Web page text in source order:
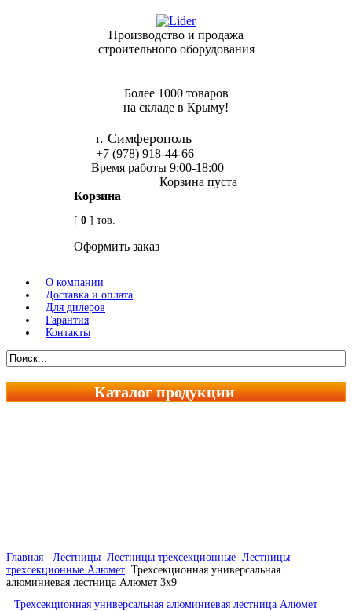
Производство и продажа
строительного оборудования
Более 1000 товаров
на складе в Крыму!
г. Симферополь
+7 (978) 918-44-66
Время работы 9:00-18:00
Корзина
[0 ] тов.
Оформить заказ
Корзина пуста
О компании
Доставка и оплата
Для дилеров
Гарантия
Контакты
Каталог продукции
Главная Лестницы Лестницы трехсекционные Лестницы
трехсекционные Алюмет Трехсекционная универсальная
алюминиевая лестница Алюмет 3х9
Трехсекционная универсальная алюминиевая лестница Алюмет